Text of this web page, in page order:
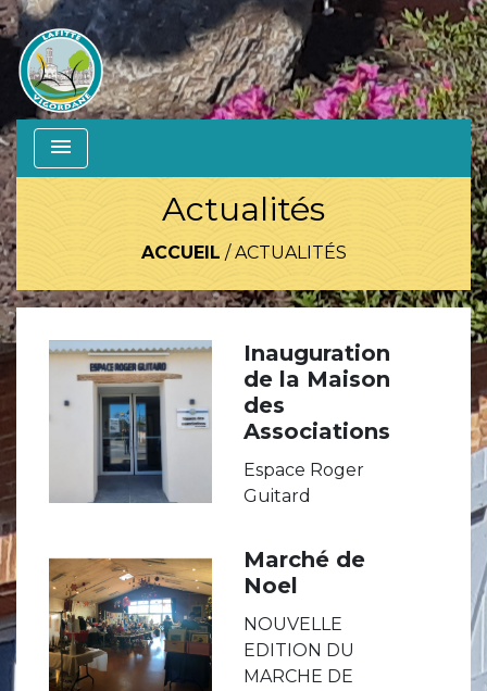
menu
Actualités
ACCUEIL /ACTUALITÉS
Inauguration
de la Maison
des
Associations
Espace Roger
Guitard
Marché de
Noel
NOUVELLE
EDITION DU
MARCHE DE